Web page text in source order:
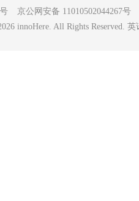
京公网安备 11010502044267号
innoHere. All Rights Reserved.